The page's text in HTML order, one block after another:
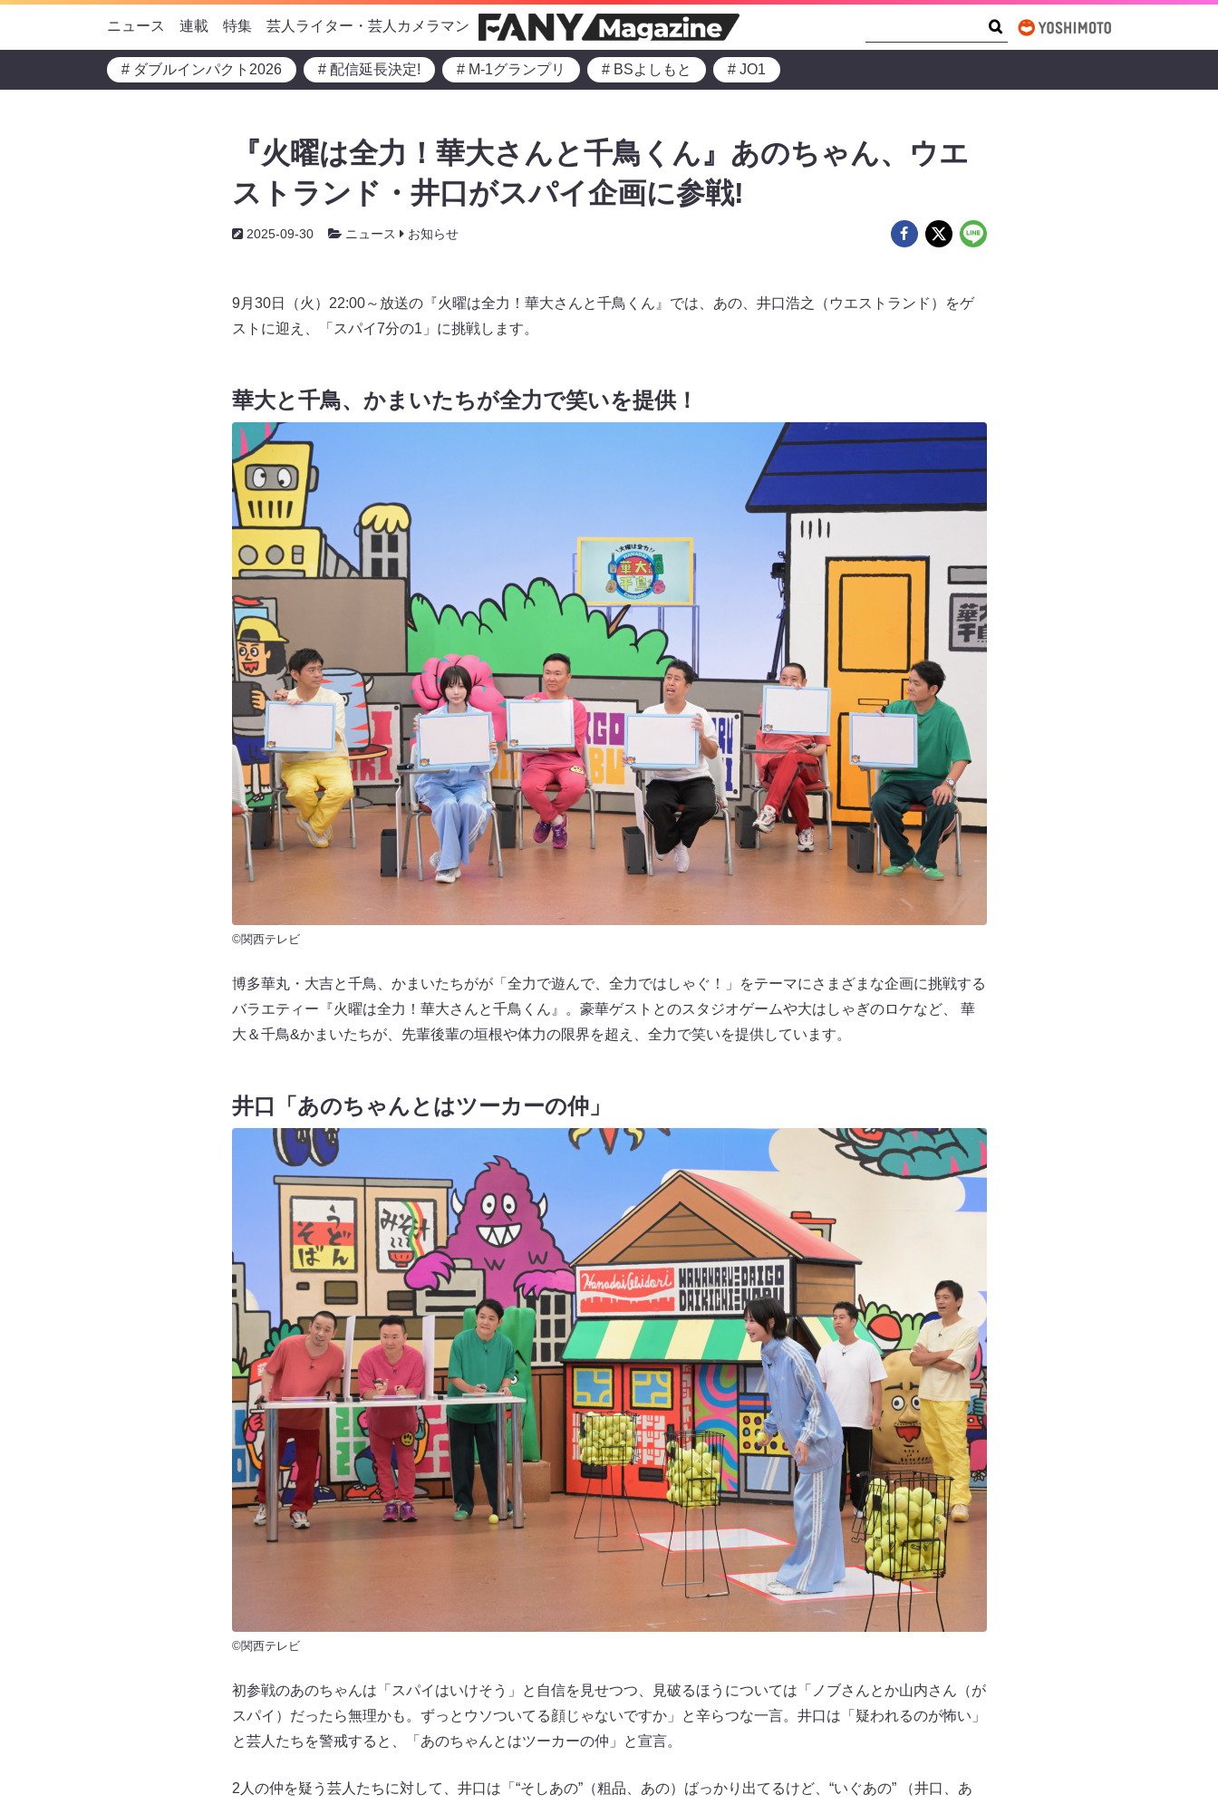
ニュース 連載 特集 芸人ライター・芸人カメラマン
# ダブルインパクト2026 # 配信延長決定! # M-1グランプリ # BSよしもと # JO1
『火曜は全力！華大さんと千鳥くん』あのちゃん、ウエ
ストランド・井口がスパイ企画に参戦!
2025-09-30 ニュース お知らせ
9月30日（火）22:00～放送の『火曜は全力！華大さんと千鳥くん』では、あの、井口浩之（ウエストランド）をゲ
ストに迎え、「スパイ7分の1」に挑戦します。
華大と千鳥、かまいたちが全力で笑いを提供！
©関西テレビ
博多華丸・大吉と千鳥、かまいたちがが「全力で遊んで、全力ではしゃぐ！」をテーマにさまざまな企画に挑戦する
バラエティー『火曜は全力！華大さんと千鳥くん』。豪華ゲストとのスタジオゲームや大はしゃぎのロケなど、 華
大＆千鳥&かまいたちが、先輩後輩の垣根や体力の限界を超え、全力で笑いを提供しています。
井口「あのちゃんとはツーカーの仲」
©関西テレビ
初参戦のあのちゃんは「スパイはいけそう」と自信を見せつつ、見破るほうについては「ノブさんとか山内さん（が
スパイ）だったら無理かも。ずっとウソついてる顔じゃないですか」と辛らつな一言。井口は「疑われるのが怖い」
と芸人たちを警戒すると、「あのちゃんとはツーカーの仲」と宣言。
2人の仲を疑う芸人たちに対して、井口は「“そしあの”（粗品、あの）ばっかり出てるけど、“いぐあの” （井口、あ